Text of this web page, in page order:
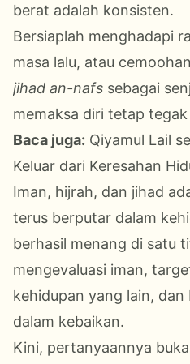
berat adalah konsisten.
Bersiaplah menghadapi
masa lalu, atau
jihad an-nafs sebagai
memaksa diri tetap
Baca juga: Qiyamul Lail
Keluar dari Keresahan
Iman, hijrah, dan jihad
terus berputar dalam
berhasil menang di satu
mengevaluasi iman,
kehidupan yang lain,
dalam kebaikan.
Kini, pertanyaannya